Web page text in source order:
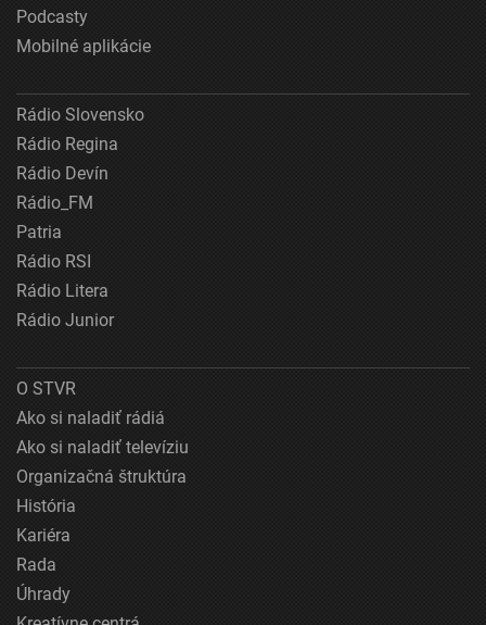
Podcasty
Mobilné aplikácie
Rádio Slovensko
Rádio Regina
Rádio Devín
Rádio_FM
Patria
Rádio RSI
Rádio Litera
Rádio Junior
O STVR
Ako si naladiť rádiá
Ako si naladiť televíziu
Organizačná štruktúra
História
Kariéra
Rada
Úhrady